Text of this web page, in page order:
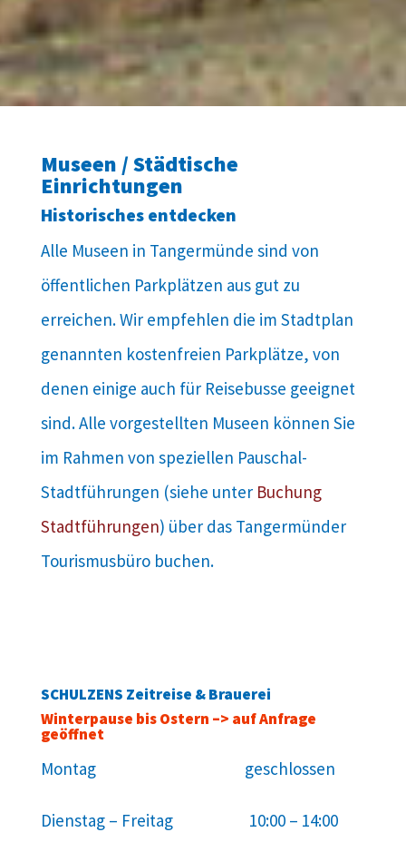
Museen / Städtische
Einrichtungen
Historisches entdecken
Alle Museen in Tangermünde sind von
öffentlichen Parkplätzen aus gut zu
erreichen. Wir empfehlen die im Stadtplan
genannten kostenfreien Parkplätze, von
denen einige auch für Reisebusse geeignet
sind. Alle vorgestellten Museen können Sie
im Rahmen von speziellen Pauschal-
Stadtführungen (siehe unter Buchung
Stadtführungen) über das Tangermünder
Tourismusbüro buchen.
SCHULZENS Zeitreise & Brauerei
Winterpause bis Ostern –> auf Anfrage
geöffnet
Montag geschlossen
Dienstag – Freitag 10:00 – 14:00